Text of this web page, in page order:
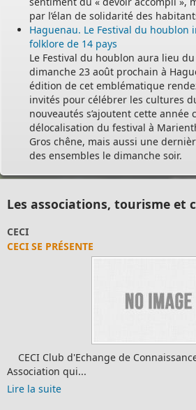
par l’élan de solidarité des
Haguenau. Le Festival du houblon
folklore de 14 pays
Le Festival du houblon aura lieu
dimanche 23 août prochain à
édition de cet emblématique
invités pour célébrer les cultures
nouveautés s’ajoutent cette année
délocalisation du festival à
Gros chêne, mais aussi une
des ensembles le dimanche soir.
Les associations, tourisme et
CECI
CECI SE PRÉSENTE
CECI Club d'Echange de
Association qui...
Lire la suite